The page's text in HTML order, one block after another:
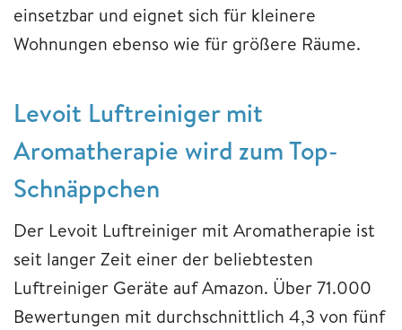
einsetzbar und eignet sich für kleinere
Wohnungen ebenso wie für größere Räume.
Levoit Luftreiniger mit
Aromatherapie wird zum Top-
Schnäppchen
Der Levoit Luftreiniger mit Aromatherapie ist
seit langer Zeit einer der beliebtesten
Luftreiniger Geräte auf Amazon. Über 71.000
Bewertungen mit durchschnittlich 4,3 von fünf